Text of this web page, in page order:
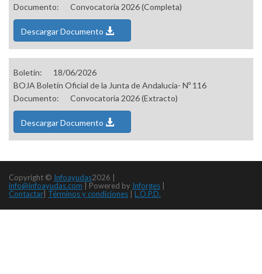
Documento:
Convocatoria 2026 (Completa)
Descargar Documento
Boletín:
18/06/2026
BOJA Boletín Oficial de la Junta de Andalucía- Nº 116
Documento:
Convocatoria 2026 (Extracto)
Descargar Documento
Copyright © Infoayudas2026 |
info@infoayudas.com
Powered by Inforges
Contactar Términos y condiciones L.O.P.D.